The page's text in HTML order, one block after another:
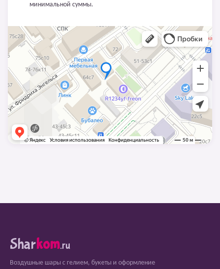
минимальной суммы.
Sharkom.ru
Воздушные шары с гелием, букеты и оформление